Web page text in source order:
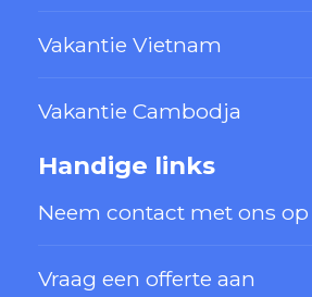
Vakantie Vietnam
Vakantie Cambodja
Handige links
Neem contact met ons op
Vraag een offerte aan